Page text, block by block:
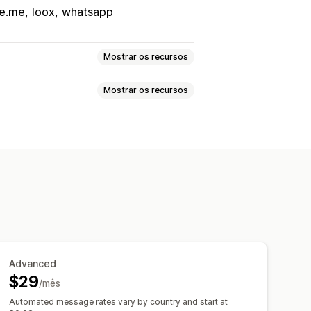
loox whatsapp
Mostrar os recursos
Mostrar os recursos
comercial
chat Atribuição de chat
Advanced
$29/mês
Automated message rates vary by country and start at